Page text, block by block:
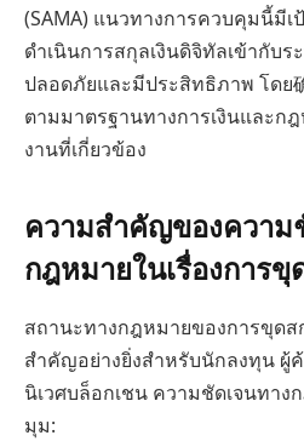
(SAMA) แนวทางการควบคุมนี้มีเ
ดำเนินการสกุลเงินดิจิทัลเข้ากับร
ปลอดภัยและมีประสิทธิภาพ โดย
ตามมาตรฐานทางการเงินและก
งานที่เกี่ยวข้อง
ความสำคัญของความ
กฎหมายในเรื่องการ
สถานะทางกฎหมายของการขุดส
สำคัญอย่างยิ่งสำหรับนักลงทุน ผู้
นิเวศบล็อกเชน ความชัดเจนทา
มุม: